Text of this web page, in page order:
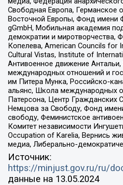
Свободная Европа, Германское
Восточной Европы, Фонд имени
gGmbH, Мобильная академия
демократии и миротворчества,
Копелева, American Councils for
Cultural Vistas, Institute of
Антивоенное движение
международных отношений и
им Питера Мунка, Российско-
альянс, Школа международных
Патерсона, Центр Гражданских
Немцова за Свободу, Фонд
свободу, Феминистское
Комитет независимости
Occupation of Karelia, Вернись
медиа, Либерально-
Источник:
https://minjust.gov.ru/ru/
данные на 13.05.2024